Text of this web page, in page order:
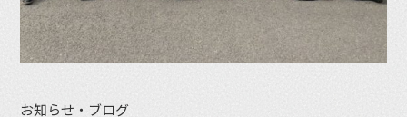
お知らせ・ブログ